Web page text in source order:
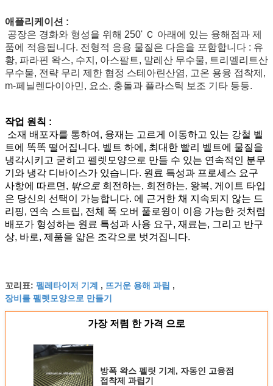
애플리케이션 :
공장은 경화와 형성을 위해 250' Ｃ 아래에 있는 융해점과 제
품에 적용됩니다. 전형적 응용 물질은 다음을 포함합니다 : 유
황, 파라핀 왁스, 수지, 아스팔트, 말레산 무수물, 트리멜리트산
무수물, 전략 무리 제한 협정 스테아린산염, 고온 용융 접착제,
m-페닐렌다이아민, 요소, 충돌과 플라스틱 보조 기타 등등.
작업 원칙 :
소재 배포자를 통하여, 융재는 고르게 이동하고 있는 강철 벨
트에 똑똑 떨어집니다. 벨트 하에, 최대한 빨리 벨트에 물질을
냉각시키고 굳히고 펠렛모양으로 만들 수 있는 연속적인 분무
기와 냉각 디바이스가 있습니다. 원료 특성과 프로세스 요구
사항에 따르면, 밖으로 회전하는, 회전하는, 왕복, 게이트 타입
은 당신의 선택이 가능합니다. 에 근거한 채 지속되지 않는 드
리핑, 연속 스트립, 전체 폭 오버 풀로윙이 이용 가능한 것처럼
배포가 형성하는 원료 특성과 사용 요구, 재료는, 그리고 반구
상, 바로, 제품을 얇은 조각으로 벗겨집니다.
꼬리표: 펠레타이저 기계 , 뜨거운 용해 과립 ,
장비를 펠렛모양으로 만들기
가장 저렴 한 가격 으로
방폭 왁스 펠릿 기계, 자동인 고융점
접착제 과립기